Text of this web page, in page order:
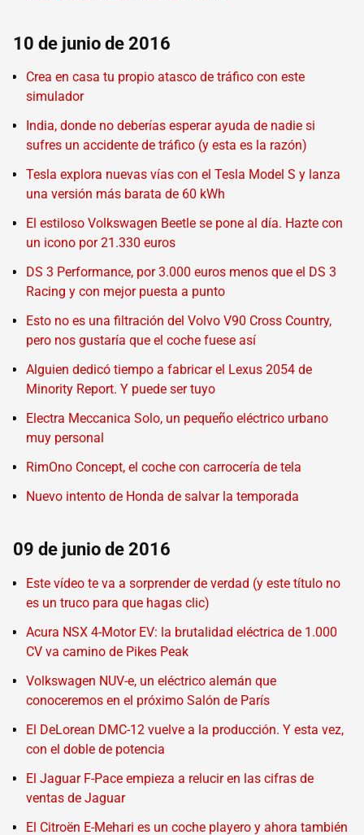
10 de junio de 2016
Crea en casa tu propio atasco de tráfico con este
simulador
India, donde no deberías esperar ayuda de nadie si
sufres un accidente de tráfico (y esta es la razón)
Tesla explora nuevas vías con el Tesla Model S y lanza
una versión más barata de 60 kWh
El estiloso Volkswagen Beetle se pone al día. Hazte con
un icono por 21.330 euros
DS 3 Performance, por 3.000 euros menos que el DS 3
Racing y con mejor puesta a punto
Esto no es una filtración del Volvo V90 Cross Country,
pero nos gustaría que el coche fuese así
Alguien dedicó tiempo a fabricar el Lexus 2054 de
Minority Report. Y puede ser tuyo
Electra Meccanica Solo, un pequeño eléctrico urbano
muy personal
RimOno Concept, el coche con carrocería de tela
Nuevo intento de Honda de salvar la temporada
09 de junio de 2016
Este vídeo te va a sorprender de verdad (y este título no
es un truco para que hagas clic)
Acura NSX 4-Motor EV: la brutalidad eléctrica de 1.000
CV va camino de Pikes Peak
Volkswagen NUV-e, un eléctrico alemán que
conoceremos en el próximo Salón de París
El DeLorean DMC-12 vuelve a la producción. Y esta vez,
con el doble de potencia
El Jaguar F-Pace empieza a relucir en las cifras de
ventas de Jaguar
El Citroën E-Mehari es un coche playero y ahora también